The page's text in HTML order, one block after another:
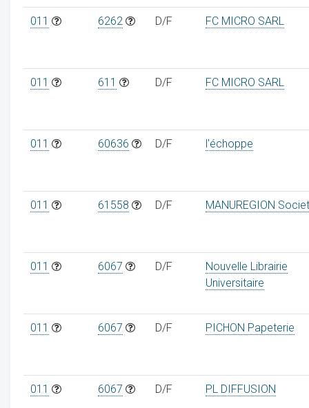
011 6262 D/F FC MICRO SARL
011 611 D/F FC MICRO SARL
011 60636 D/F l'échoppe
011 61558 D/F MANUREGION
011 6067 D/F
Nouvelle Librairie
Universitaire
011 6067 D/F PICHON Papeterie
011 6067 D/F PL DIFFUSION